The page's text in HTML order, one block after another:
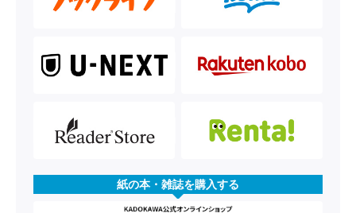
紙の本・雑誌を購入する